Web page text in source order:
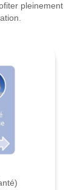
pleinement